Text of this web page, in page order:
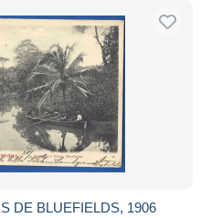
DE BLUEFIELDS, 1906